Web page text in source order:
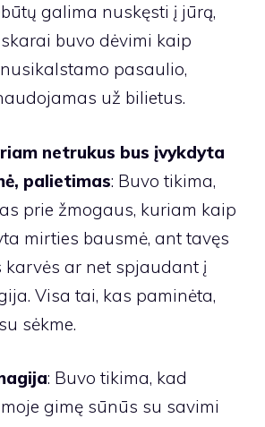
galima nuskęsti į jūrą,
buvo dėvimi kaip
pasaulio,
už bilietus.
netrukus bus įvykdyta
palietimas: Buvo tikima,
prie žmogaus, kuriam kaip
mirties bausmė, ant tavęs
karvės ar net spjaudant į
Visa tai, kas paminėta,
sėkme.
: Buvo tikima, kad
gimę sūnūs su savimi